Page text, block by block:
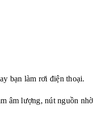
bạn làm rơi điện thoại.
âm lượng, nút nguồn